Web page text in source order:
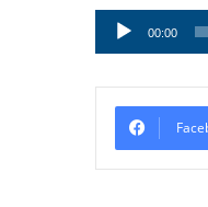
Audio
Player
00:00